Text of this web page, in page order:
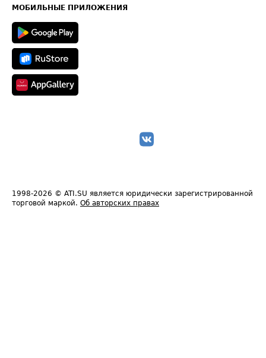
Техническая информация
МОБИЛЬНЫЕ ПРИЛОЖЕНИЯ
1998-2026 © ATI.SU является юридически зарегистрированной
торговой маркой. Об авторских правах